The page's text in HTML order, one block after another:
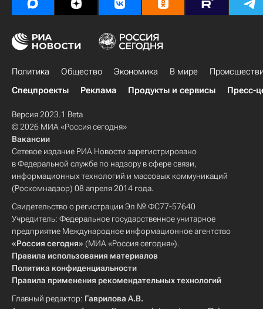
Политика Общество Экономика В мире
Спецпроекты
Реклама Продукты и сервисы Пресс-
Версия 2023.1 Beta
© 2026 МИА «Россия сегодня»
Вакансии
Сетевое издание РИА Новости зарегистрировано
в Федеральной службе по надзору в сфере связи,
информационных технологий и массовых коммуникаций
(Роскомнадзор) 08 апреля 2014 года.
Свидетельство о регистрации Эл № ФС77-57640
Учредитель: Федеральное государственное унитарное
предприятие Международное информационное агентство
«Россия сегодня» (МИА «Россия сегодня»).
Правила использования материалов
Политика конфиденциальности
Правила применения рекомендательных технологий
Главный редактор: Гаврилова А.В.